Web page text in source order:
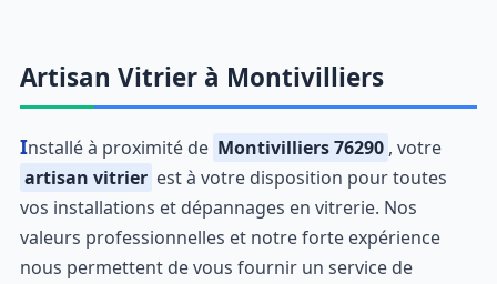
Artisan Vitrier à Montivilliers
Installé à proximité de Montivilliers 76290 , votre
artisan vitrier est à votre disposition pour toutes
vos installations et dépannages en vitrerie. Nos
valeurs professionnelles et notre forte expérience
nous permettent de vous fournir un service de